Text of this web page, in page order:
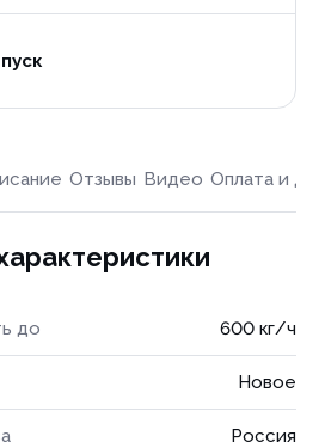
Отзывы Видео Оплата и
до 600 кг/ч
Новое
Россия